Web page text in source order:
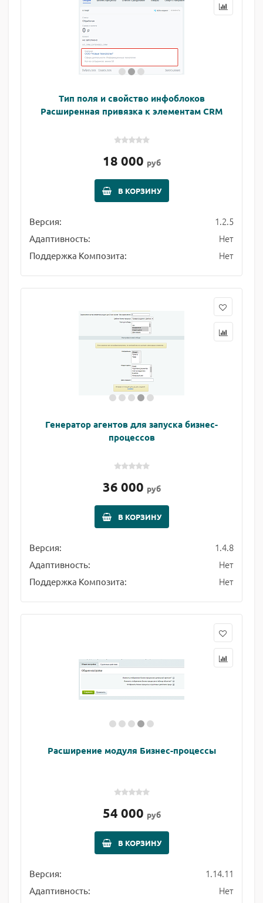
Тип поля и свойство инфоблоков
Расширенная привязка к элементам CRM
18 000 руб
В КОРЗИНУ
Версия: 1.2.5
Адаптивность: Нет
Поддержка Композита: Нет
Генератор агентов для запуска бизнес-
процессов
36 000 руб
В КОРЗИНУ
Версия: 1.4.8
Адаптивность: Нет
Поддержка Композита: Нет
Расширение модуля Бизнес-процессы
54 000 руб
В КОРЗИНУ
Версия: 1.14.11
Адаптивность: Нет